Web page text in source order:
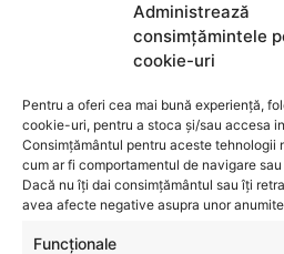
Administrează
consimțămintele
cookie-uri
Pentru a oferi cea mai bună experiență,
cookie-uri, pentru a stoca și/sau accesa
Consimțământul pentru aceste tehnologii
cum ar fi comportamentul de navigare
Dacă nu îți dai consimțământul sau îți
avea afecte negative asupra unor
Funcționale